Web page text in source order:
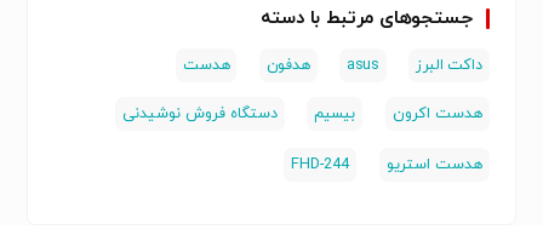
جستجوهای مرتبط با دسته
داکت البرز asus هدفون هدست
هدست اکرون بیسیم دستگاه فروش نوشیدنی
هدست استریو FHD-244